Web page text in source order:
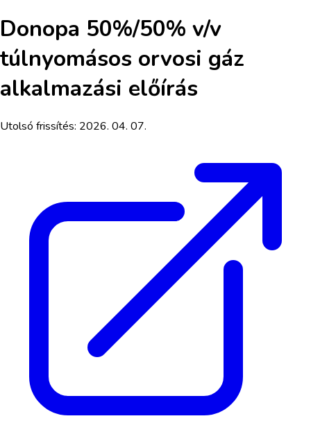
Donopa 50%/50% v/v
túlnyomásos orvosi gáz
alkalmazási előírás
Utolsó frissítés: 2026. 04. 07.